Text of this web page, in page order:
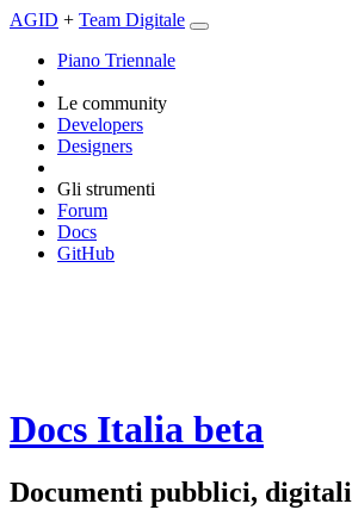
AGID + Team Digitale
Piano Triennale
Le community
Developers
Designers
Gli strumenti
Forum
Docs
GitHub
Docs Italia beta
Documenti pubblici,